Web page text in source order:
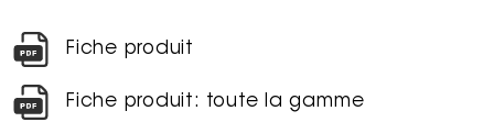
Fiche produit
Fiche produit: toute la gamme